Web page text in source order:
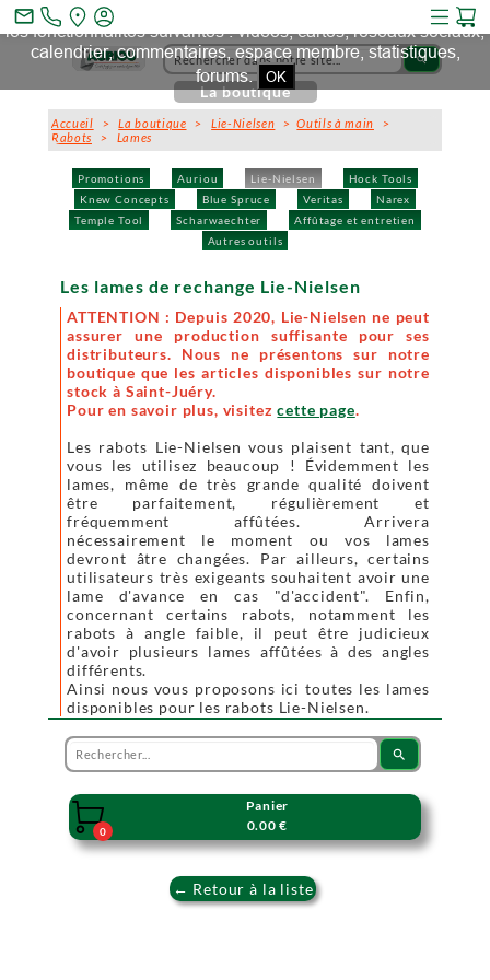
search
Promotions Auriou Lie-Nielsen
Hock Tools
Knew Concepts
Blue Spruce Veritas
Narex
Temple Tool
Scharwaechter
Affûtage et entretien
Autres outils
La boutique
Accueil >La boutique >Lie-Nielsen >Outils à main >
Rabots > Lames
Les lames de rechange Lie-Nielsen
ATTENTION : Depuis 2020, Lie-Nielsen ne peut
assurer une production suffisante pour ses
distributeurs. Nous ne présentons sur notre
boutique que les articles disponibles sur notre
stock à Saint-Juéry.
Pour en savoir plus, visitezcette page.
Les rabots Lie-Nielsen vous plaisent tant, que
vous les utilisez beaucoup ! Évidemment les
lames, même de très grande qualité doivent
être parfaitement, régulièrement et
fréquemment affûtées. Arrivera
nécessairement le moment ou vos lames
devront âtre changées. Par ailleurs, certains
utilisateurs très exigeants souhaitent avoir une
lame d'avance en cas "d'accident". Enfin,
concernant certains rabots, notamment les
rabots à angle faible, il peut être judicieux
d'avoir plusieurs lames affûtées à des angles
différents.
Ainsi nous vous proposons ici toutes les lames
disponibles pour les rabots Lie-Nielsen.
search

0
Panier
0.00 €
← Retour à la liste
mail_outline
Ce site et des sites tiers qu'il utilise collectent des cookies pour
les fonctionnalités suivantes : vidéos, cartes, réseaux sociaux,
calendrier, commentaires, espace membre, statistiques,
forums. OK